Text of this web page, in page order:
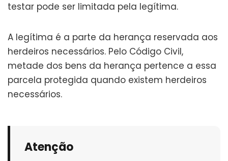
testar pode ser limitada pela legítima.
A legítima é a parte da herança reservada aos
herdeiros necessários. Pelo Código Civil,
metade dos bens da herança pertence a essa
parcela protegida quando existem herdeiros
necessários.
Atenção